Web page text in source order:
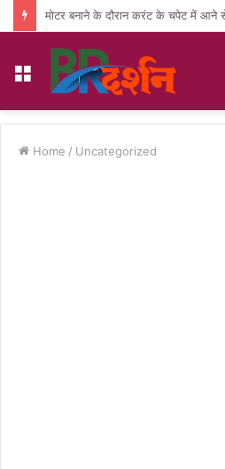
मोटर बनाने के दौरान करंट के चपेट में आने से
Menu
Home / Uncategorized